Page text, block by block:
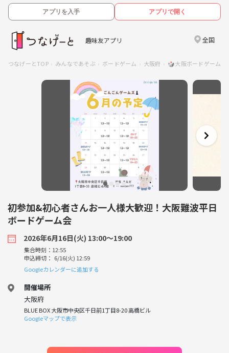
アプリを入手 アプリで開く
趣味友アプリ 全国
つなげーとTOP みんなであそぶ ボードゲーム 大阪府 🎲大阪ボードゲーム
初参加&初心者さんお一人様大歓迎！大阪難波平日
ボードゲーム会
2026年6月16日(火) 13:00〜19:00
集合時刻：12:55
申込締切： 6/16(火) 12:59
Googleカレンダーに追加する
開催場所
大阪府
BLUE BOX 大阪市中央区千日前1丁目8-20 高橋ビル
Googleマップで表示